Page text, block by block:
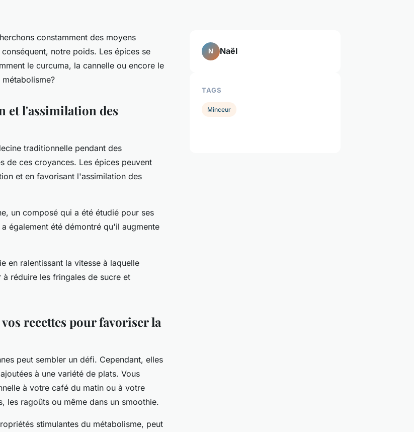
constamment des moyens
notre poids. Les épices se
le curcuma, la cannelle ou encore le
et l'assimilation des
traditionnelle pendant des
de ces croyances. Les épices peuvent
et en favorisant l'assimilation des
un composé qui a été étudié pour ses
également été démontré qu'il augmente
en ralentissant la vitesse à laquelle
réduire les fringales de sucre et
recettes pour favoriser la
peut sembler un défi. Cependant, elles
à une variété de plats. Vous
à votre café du matin ou à votre
les ragoûts ou même dans un smoothie.
stimulantes du métabolisme, peut
N Naël
TAGS
Minceur